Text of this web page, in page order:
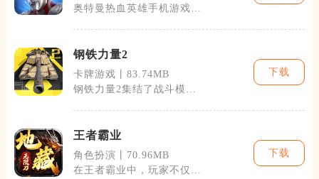
奥特曼热血英雄手机游戏简
钢铁力量2
卡牌游戏丨83.74MB
钢铁力量2集结了战斗模
下载
王者霸业
角色扮演丨70.96MB
在王者霸业中，玩家不仅需
下载